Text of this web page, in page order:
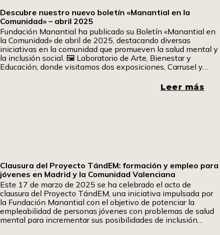
Descubre nuestro nuevo boletín «Manantial en la
Comunidad» – abril 2025
Fundación Manantial ha publicado su Boletín «Manantial en
la Comunidad» de abril de 2025, destacando diversas
iniciativas en la comunidad que promueven la salud mental y
la inclusión social. 🖼️ Laboratorio de Arte, Bienestar y
Educación, donde visitamos dos exposiciones, Carrusel y
arquitectura efímera. 💬Charla-diálogo sobre la importancia
Leer más
Clausura del Proyecto TándEM: formación y empleo para
jóvenes en Madrid y la Comunidad Valenciana
Este 17 de marzo de 2025 se ha celebrado el acto de
clausura del Proyecto TándEM, una iniciativa impulsada por
la Fundación Manantial con el objetivo de potenciar la
empleabilidad de personas jóvenes con problemas de salud
mental para incrementar sus posibilidades de inclusión